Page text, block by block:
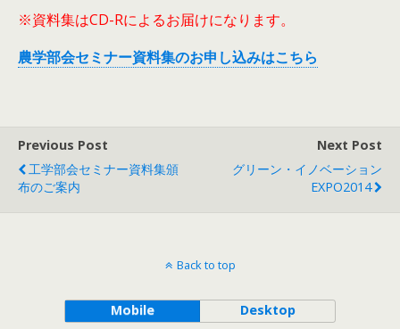
※資料集はCD-Rによるお届けになります。
農学部会セミナー資料集のお申し込みはこちら
Previous Post
工学部会セミナー資料集頒
布のご案内
Next Post
グリーン・イノベーション
EXPO2014
Back to top
Mobile Desktop